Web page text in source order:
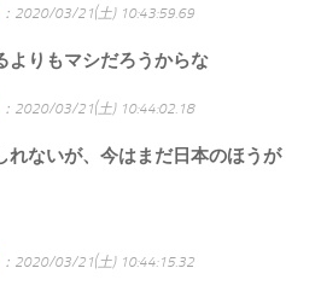
：2020/03/21(土) 10:43:59.69
よりもマシだろうからな
：2020/03/21(土) 10:44:02.18
れないが、今はまだ日本のほうが
：2020/03/21(土) 10:44:15.32